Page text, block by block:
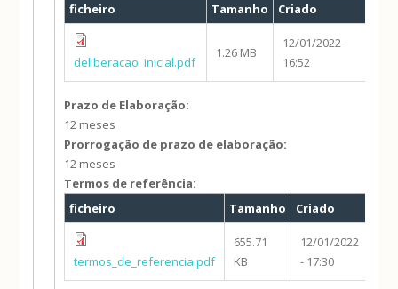
ficheiro
Tamanho Criado
deliberacao_inicial.pdf
1.26 MB
12/01/2022 -
16:52
Prazo de Elaboração:
12 meses
Prorrogação de prazo de elaboração:
12 meses
Termos de referência:
ficheiro
Tamanho Criado
termos_de_referencia.pdf
655.71
KB
12/01/2022
- 17:30